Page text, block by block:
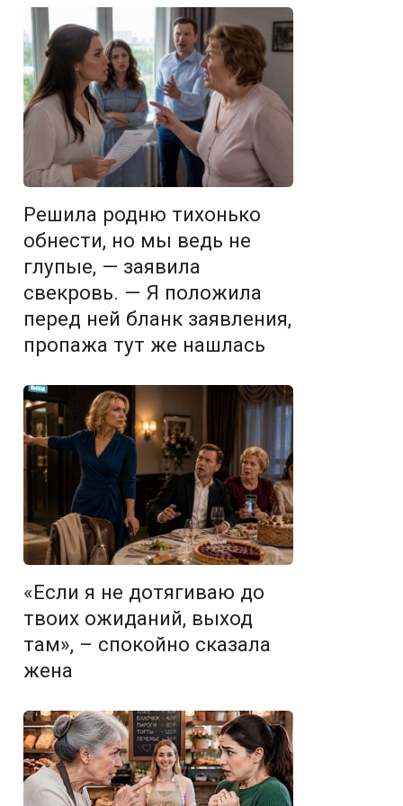
Решила родню тихонько
обнести, но мы ведь не
глупые, — заявила
свекровь. — Я положила
перед ней бланк заявления,
пропажа тут же нашлась
«Если я не дотягиваю до
твоих ожиданий, выход
там», – спокойно сказала
жена